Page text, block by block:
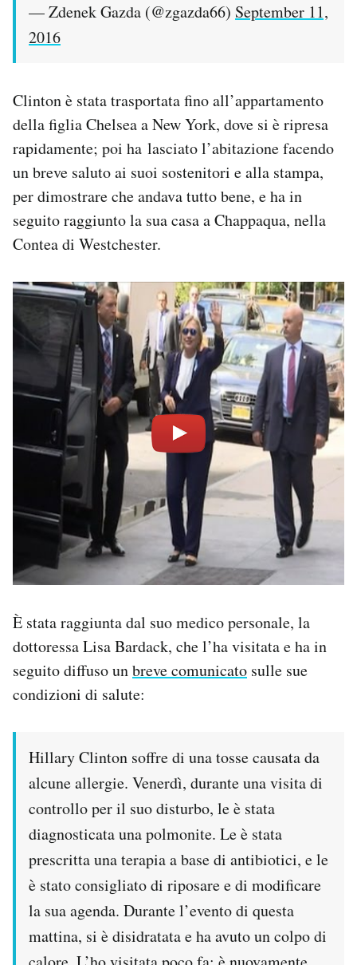
— Zdenek Gazda (@zgazda66) September 11,
2016
Clinton è stata trasportata fino all’appartamento
della figlia Chelsea a New York, dove si è ripresa
rapidamente; poi ha lasciato l’abitazione facendo
un breve saluto ai suoi sostenitori e alla stampa,
per dimostrare che andava tutto bene, e ha in
seguito raggiunto la sua casa a Chappaqua, nella
Contea di Westchester.
È stata raggiunta dal suo medico personale, la
dottoressa Lisa Bardack, che l’ha visitata e ha in
seguito diffuso unbreve comunicato sulle sue
condizioni di salute:
Hillary Clinton soffre di una tosse causata da
alcune allergie. Venerdì, durante una visita di
controllo per il suo disturbo, le è stata
diagnosticata una polmonite. Le è stata
prescritta una terapia a base di antibiotici, e le
è stato consigliato di riposare e di modificare
la sua agenda. Durante l’evento di questa
mattina, si è disidratata e ha avuto un colpo di